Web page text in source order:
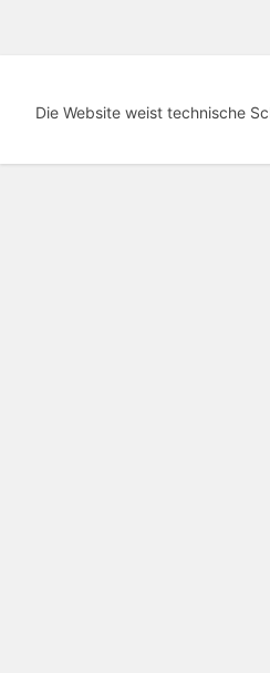
Die Website weist technische